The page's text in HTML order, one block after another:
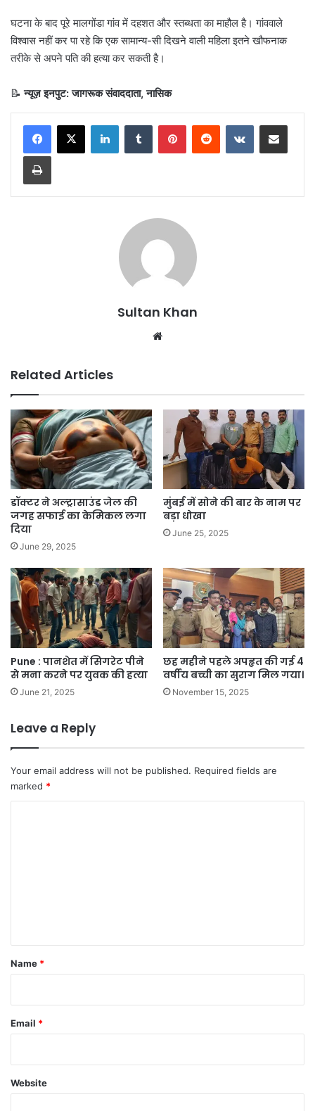
घटना के बाद पूरे मालगोंडा गांव में दहशत और स्तब्धता का माहौल है। गांववाले
विश्वास नहीं कर पा रहे कि एक सामान्य-सी दिखने वाली महिला इतने खौफनाक
तरीके से अपने पति की हत्या कर सकती है।
📝न्यूज़ इनपुट: जागरूक संवाददाता, नासिक
Sultan Khan
Related Articles
डॉक्टर ने अल्ट्रासाउंड जेल की
जगह सफाई का केमिकल लगा
दिया
June 29, 2025
मुंबई में सोने की बार के नाम पर
बड़ा धोखा
June 25, 2025
Pune : पानशेत में सिगरेट पीने
से मना करने पर युवक की हत्या
June 21, 2025
छह महीने पहले अपहृत की गई 4
वर्षीय बच्ची का सुराग मिल गया।
November 15, 2025
Leave a Reply
Your email address will not be published. Required fields are
marked *
*
Name *
Email *
Website